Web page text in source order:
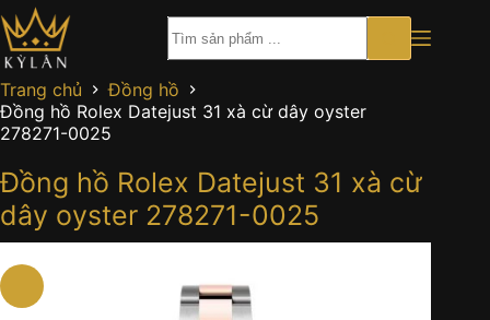
Chuyển
đến
phần
nội
dung
Trang chủ
Đồng hồ
Đồng hồ Rolex Datejust 31 xà cừ dây oyster
278271-0025
Đồng hồ Rolex Datejust 31 xà cừ
dây oyster 278271-0025